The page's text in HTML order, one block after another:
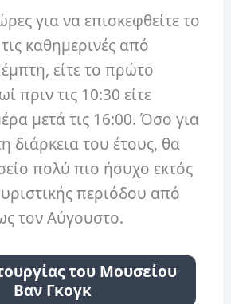
για να επισκεφθείτε το
καθημερινές από
είτε το πρώτο
πριν τις 10:30 είτε
μετά τις 16:00. Όσο για
διάρκεια του έτους, θα
πολύ πιο ήσυχο εκτός
περιόδου από
τον Αύγουστο.
του Μουσείου
Βαν Γκογκ